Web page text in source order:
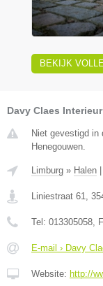
BEKIJK
Davy Claes Interieur
Niet gevestigd in
Henegouwen.
Limburg » Halen
Liniestraat 61,
Tel: 013305058,
E-mail › Davy
Website: http://